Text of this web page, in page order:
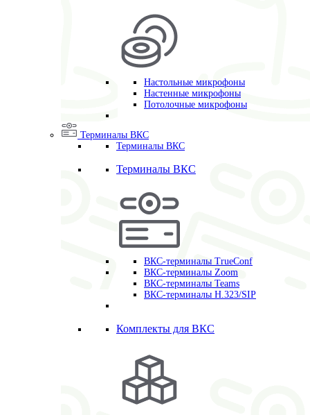
Настольные микрофоны
Настенные микрофоны
Потолочные микрофоны
Терминалы ВКС
Терминалы ВКС
Терминалы ВКС
ВКС-терминалы TrueConf
ВКС-терминалы Zoom
ВКС-терминалы Teams
ВКС-терминалы H.323/SIP
Комплекты для ВКС